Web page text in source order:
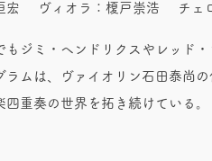
宏 ヴィオラ：榎戸崇浩 チェ
もジミ・ヘンドリクスやレッド
ラムは、ヴァイオリン石田泰尚
重奏の世界を拓き続けている。